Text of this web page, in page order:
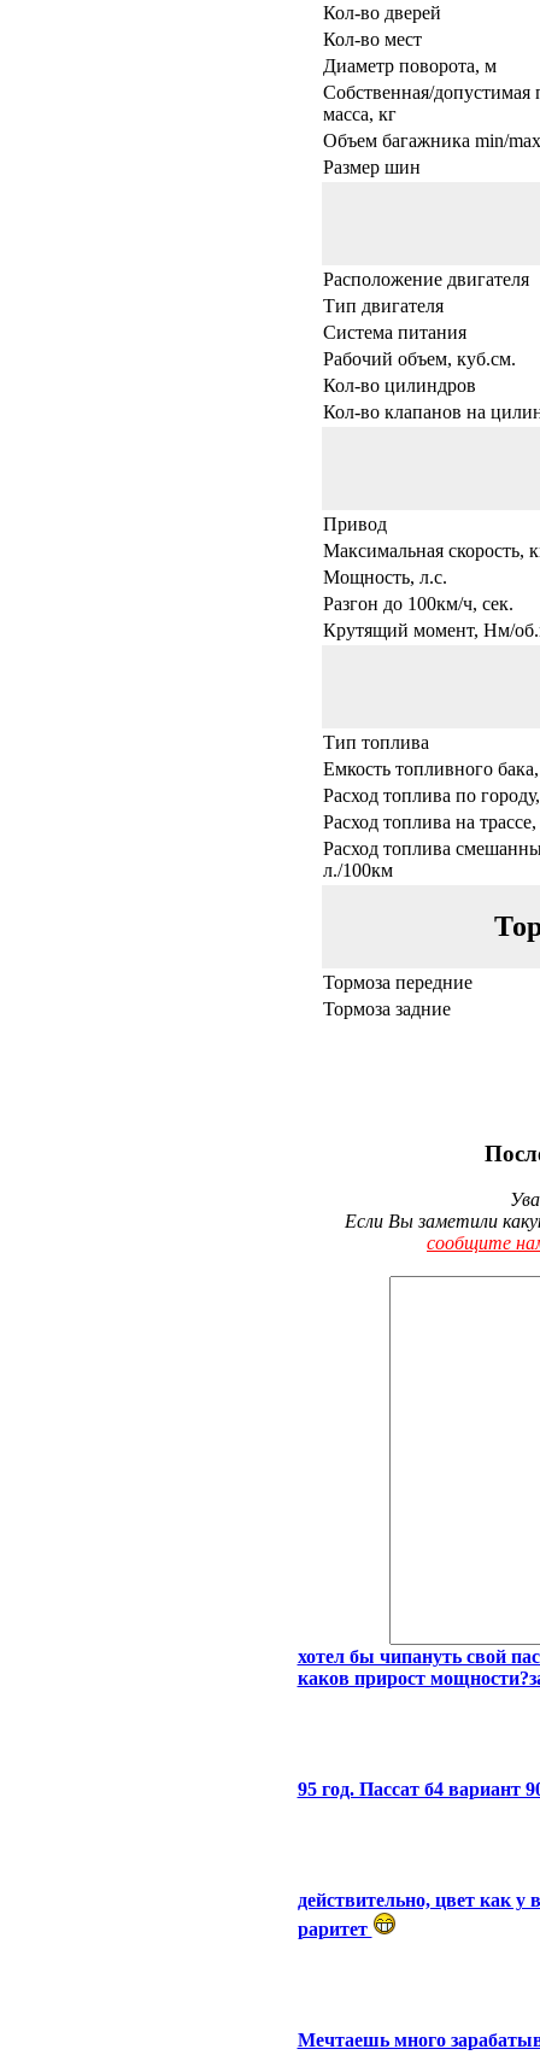
Кол-во дверей
Кол-во мест
Диаметр поворота, м
Собственная/допустимая
масса, кг
Объем багажника min/
Размер шин
Расположение двигателя
Тип двигателя
Система питания
Рабочий объем, куб.см.
Кол-во цилиндров
Кол-во клапанов на
Привод
Максимальная скорость,
Мощность, л.с.
Разгон до 100км/ч, сек.
Крутящий момент, Нм/
Тип топлива
Емкость топливного
Расход топлива по
Расход топлива на
Расход топлива
л./100км
Тормоза передние
Тормоза задние
Если Вы заметили
сообщите
хотел бы чипануть свой
каков прирост
95 год. Пассат б4 вариант
действительно, цвет как
раритет
Мечтаешь много